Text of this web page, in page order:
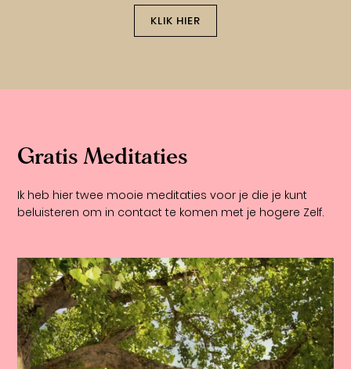
KLIK HIER
Gratis Meditaties
Ik heb hier twee mooie meditaties voor je die je kunt
beluisteren om in contact te komen met je hogere Zelf.